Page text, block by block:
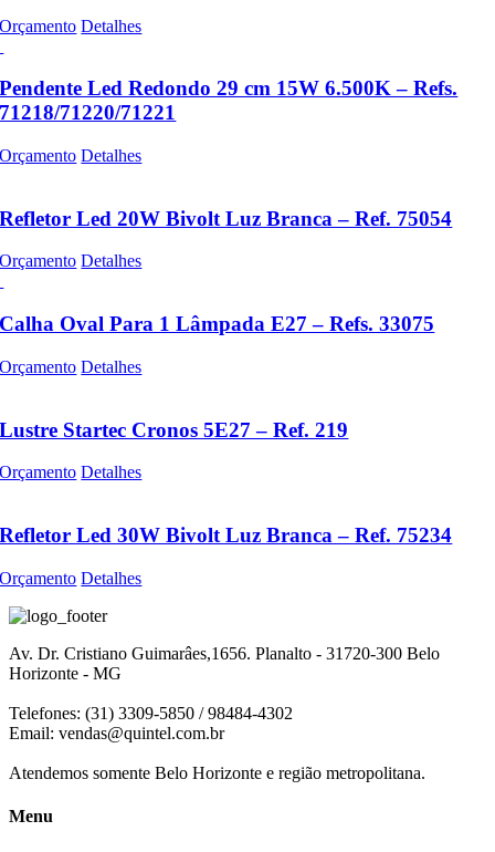
Orçamento Detalhes
Pendente Led Redondo 29 cm 15W 6.500K – Refs.
71218/71220/71221
Orçamento Detalhes
Refletor Led 20W Bivolt Luz Branca – Ref. 75054
Orçamento Detalhes
Calha Oval Para 1 Lâmpada E27 – Refs. 33075
Orçamento Detalhes
Lustre Startec Cronos 5E27 – Ref. 219
Orçamento Detalhes
Refletor Led 30W Bivolt Luz Branca – Ref. 75234
Orçamento Detalhes
Av. Dr. Cristiano Guimarâes,1656. Planalto - 31720-300 Belo
Horizonte - MG
Telefones: (31) 3309-5850 / 98484-4302
Email: vendas@quintel.com.br
Atendemos somente Belo Horizonte e região metropolitana.
Menu